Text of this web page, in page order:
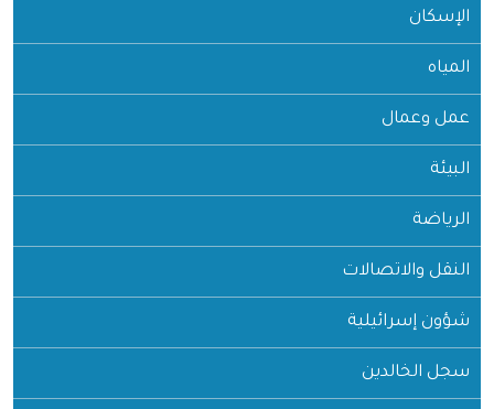
الإسكان
المياه
عمل وعمال
البيئة
الرياضة
النقل والاتصالات
شؤون إسرائيلية
سجل الخالدين